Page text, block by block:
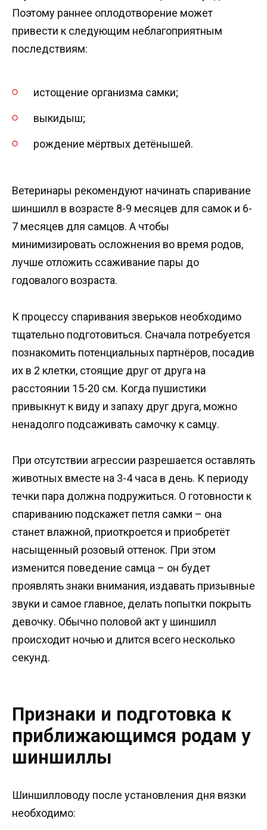
Поэтому раннее оплодотворение может
привести к следующим неблагоприятным
последствиям:
истощение организма самки;
выкидыш;
рождение мёртвых детёнышей.
Ветеринары рекомендуют начинать спаривание
шиншилл в возрасте 8-9 месяцев для самок и 6-
7 месяцев для самцов. А чтобы
минимизировать осложнения во время родов,
лучше отложить ссаживание пары до
годовалого возраста.
К процессу спаривания зверьков необходимо
тщательно подготовиться. Сначала потребуется
познакомить потенциальных партнёров, посадив
их в 2 клетки, стоящие друг от друга на
расстоянии 15-20 см. Когда пушистики
привыкнут к виду и запаху друг друга, можно
ненадолго подсаживать самочку к самцу.
При отсутствии агрессии разрешается оставлять
животных вместе на 3-4 часа в день. К периоду
течки пара должна подружиться. О готовности к
спариванию подскажет петля самки – она
станет влажной, приоткроется и приобретёт
насыщенный розовый оттенок. При этом
изменится поведение самца – он будет
проявлять знаки внимания, издавать призывные
звуки и самое главное, делать попытки покрыть
девочку. Обычно половой акт у шиншилл
происходит ночью и длится всего несколько
секунд.
Признаки и подготовка к
приближающимся родам у
шиншиллы
Шиншилловоду после установления дня вязки
необходимо: